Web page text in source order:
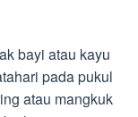
bayi atau kayu
pada pukul
atau mangkuk